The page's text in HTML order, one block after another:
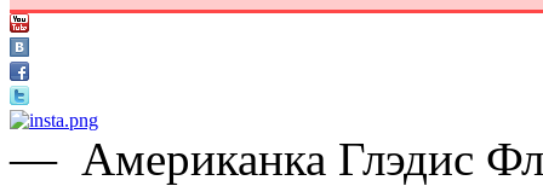
— Американка Глэдис